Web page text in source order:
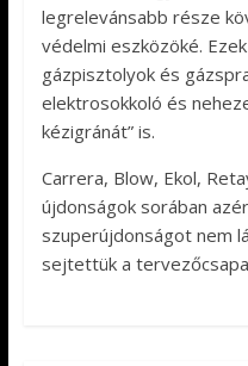
legrelevánsabb része
védelmi eszközöké.
gázpisztolyok és
elektrosokkoló és
kézigránát” is.
Carrera, Blow, Ekol,
újdonságok sorában
szuperújdonságot nem
sejtettük a